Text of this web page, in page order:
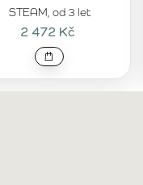
STEAM, od 3 let
2 472 Kč